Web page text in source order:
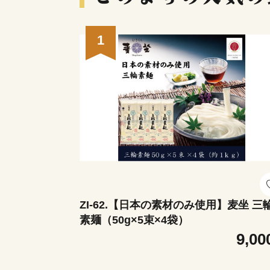
1
ZI-62.【日本の素材のみ使用】麦坐 三
素麺（50g×5束×4袋）